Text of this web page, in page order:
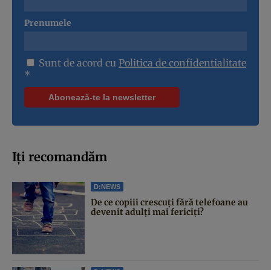
Prenumele
Sunt de acord cu Politica de confidentialitate
*
Iți recomandăm
D:NEWS
De ce copiii crescuți fără telefoane au
devenit adulți mai fericiți?